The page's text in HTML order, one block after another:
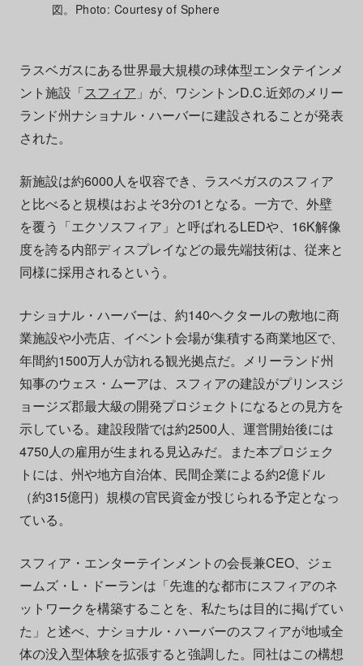
図。Photo: Courtesy of Sphere
ラスベガスにある世界最大規模の球体型エンタテインメ
ント施設「スフィア 」が、ワシントンD.C.近郊のメリー
ランド州ナショナル・ハーバーに建設されることが発表
された。
新施設は約6000人を収容でき、ラスベガスのスフィア
と比べると規模はおよそ3分の1となる。一方で、外壁
を覆う「エクソスフィア」と呼ばれるLEDや、16K解像
度を誇る内部ディスプレイなどの最先端技術は、従来と
同様に採用されるという。
ナショナル・ハーバーは、約140ヘクタールの敷地に商
業施設や小売店、イベント会場が集積する商業地区で、
年間約1500万人が訪れる観光拠点だ。メリーランド州
知事のウェス・ムーアは、スフィアの建設がプリンスジ
ョージズ郡最大級の開発プロジェクトになるとの見方を
示している。建設段階では約2500人、運営開始後には
4750人の雇用が生まれる見込みだ。また本プロジェク
トには、州や地方自治体、民間企業による約2億ドル
（約315億円）規模の官民資金が投じられる予定となっ
ている。
スフィア・エンターテインメントの会長兼CEO、ジェ
ームズ・L・ドーランは「先進的な都市にスフィアのネ
ットワークを構築することを、私たちは目的に掲げてい
た」と述べ、ナショナル・ハーバーのスフィアが地域全
体の没入型体験を拡張すると強調した。同社はこの構想